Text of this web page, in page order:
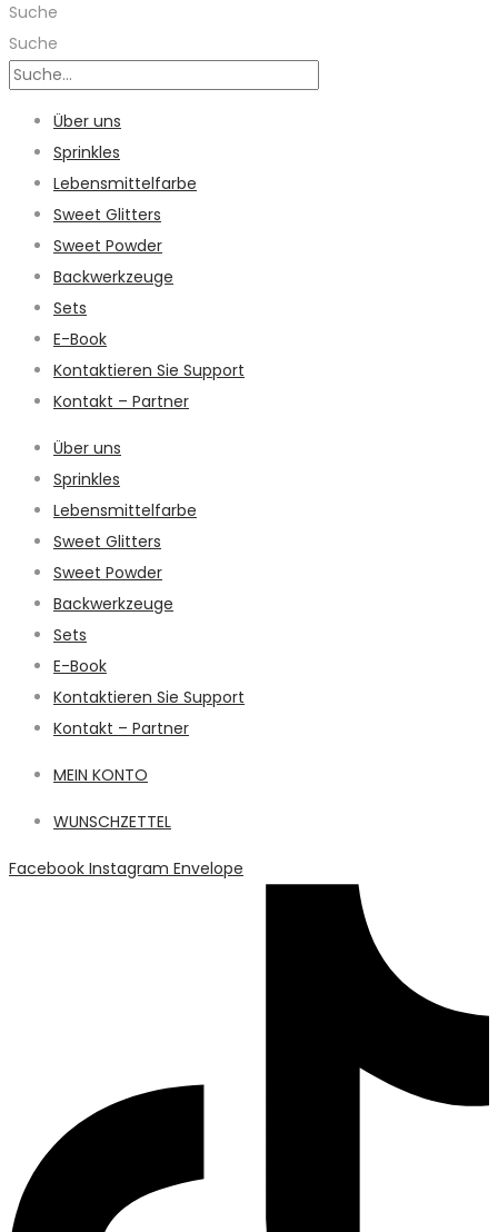
Suche
Suche
Über uns
Sprinkles
Lebensmittelfarbe
Sweet Glitters
Sweet Powder
Backwerkzeuge
Sets
E-Book
Kontaktieren Sie Support
Kontakt – Partner
Über uns
Sprinkles
Lebensmittelfarbe
Sweet Glitters
Sweet Powder
Backwerkzeuge
Sets
E-Book
Kontaktieren Sie Support
Kontakt – Partner
MEIN KONTO
WUNSCHZETTEL
Facebook Instagram Envelope